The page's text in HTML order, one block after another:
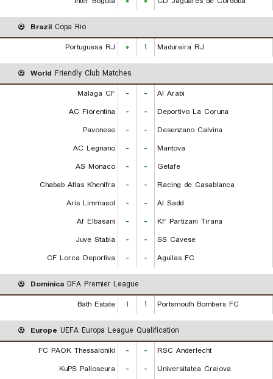
Brazil Copa Rio
Portuguesa RJ
۰ ۱ Madureira RJ
World Friendly Club Matches
Malaga CF
- -
Al Arabi
AC Fiorentina
- -
Deportivo La Coruna
Pavonese
- -
Desenzano Calvina
AC Legnano
- -
Mantova
AS Monaco
- -
Getafe
Chabab Atlas Khenifra
- -
Racing de Casablanca
Aris Limmasol
- -
Al Sadd
Af Elbasani
- -
KF Partizani Tirana
Juve Stabia
- -
SS Cavese
CF Lorca Deportiva
- - Aguilas FC
Dominica DFA Premier League
Bath Estate
۱ ۱ Portsmouth Bombers FC
Europe UEFA Europa League Qualification
FC PAOK Thessaloniki
- -
RSC Anderlecht
KuPS Palloseura
- -
Universitatea Craiova